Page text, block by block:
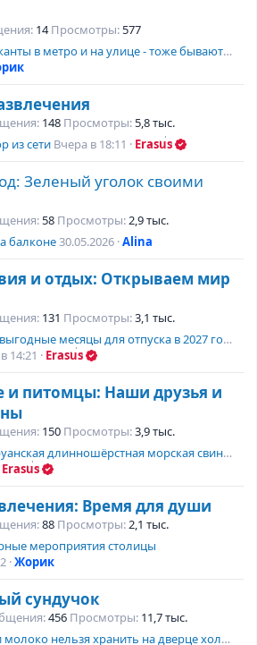
14 Просмотры 577
в метро и на улице - тоже бывают неплохие
148 Просмотры 5,8 тыс.
из сети Вчера в 18:11 Erasus
Зеленый уголок своими
58 Просмотры 2,9 тыс.
балконе30.05.2026 Alina
и отдых: Открываем мир
131 Просмотры 3,1 тыс.
месяцы для отпуска в 2027 году
14:21
Erasus
и питомцы: Наши друзья и
150 Просмотры 3,9 тыс.
длинношёрстная морская свинка
Erasus
Время для души
88 Просмотры 2,1 тыс.
мероприятия столицы
Жорик
сундучок
456 Просмотры 11,7 тыс.
нельзя хранить на дверце холодильника